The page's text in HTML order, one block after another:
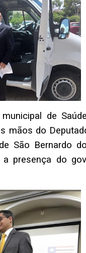
de
mãos do
São Bernardo
presença do